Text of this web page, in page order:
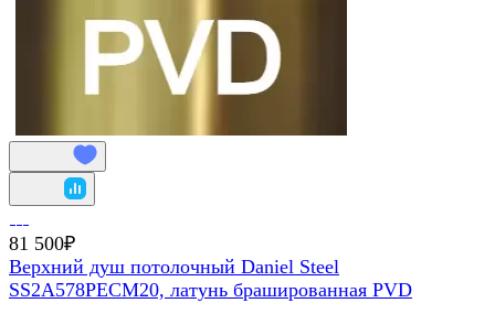
81 500₽
Верхний душ потолочный Daniel Steel
SS2A578PECM20, латунь брашированная PVD